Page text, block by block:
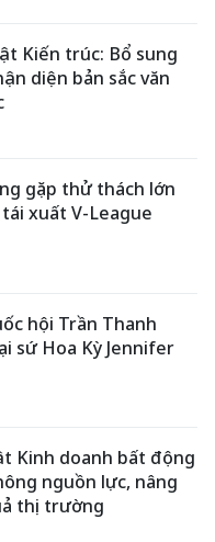
Kiến trúc: Bổ sung
diện bản sắc văn
gặp thử thách lớn
xuất V-League
hội Trần Thanh
sứ Hoa Kỳ Jennifer
Kinh doanh bất động
nguồn lực, nâng
thị trường